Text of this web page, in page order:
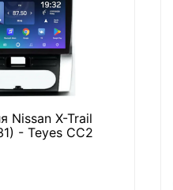
Nissan X-Trail
- Teyes CC2